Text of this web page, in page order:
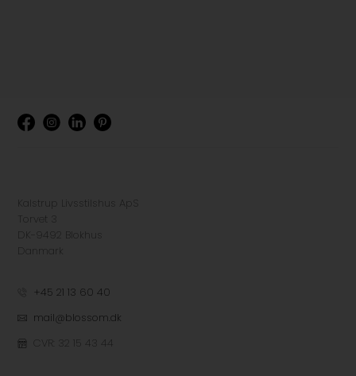
Kalstrup Livsstilshus ApS
Torvet 3
DK-9492 Blokhus
Danmark
+45 21 13 60 40
mail@blossom.dk
CVR: 32 15 43 44